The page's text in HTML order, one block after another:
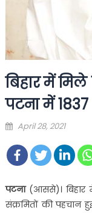
बिहार में
पटना में 1837
Posted
April 28, 2021
पटना(आससे)। बिहार
संक्रमितों की पहचान